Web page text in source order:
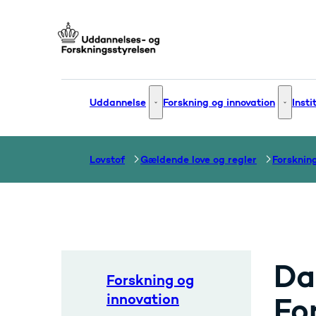
Uddannelse Uddannelse - Flere links
Forskning og innovation
Lovstof Gældende love og regler
Forskning og
innovation